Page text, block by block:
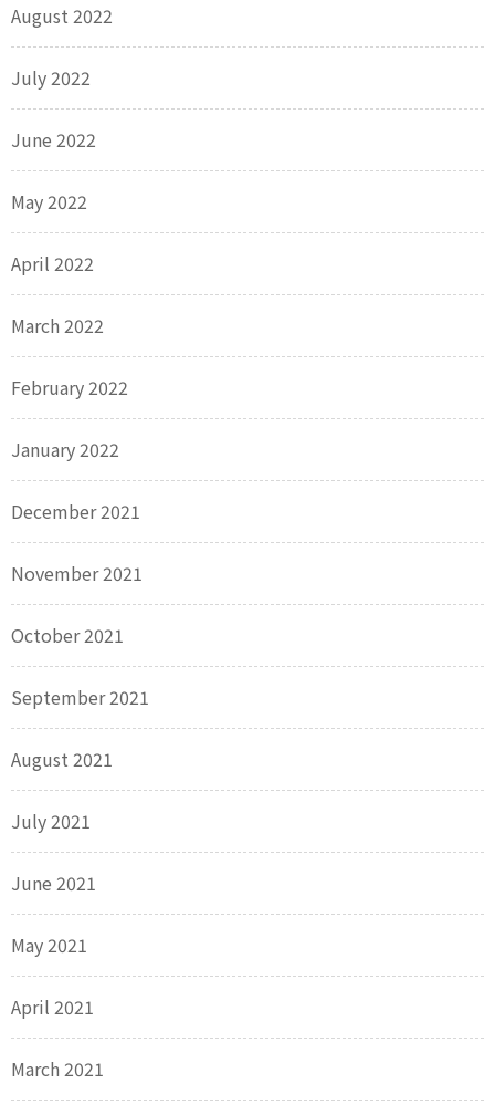
August 2022
July 2022
June 2022
May 2022
April 2022
March 2022
February 2022
January 2022
December 2021
November 2021
October 2021
September 2021
August 2021
July 2021
June 2021
May 2021
April 2021
March 2021